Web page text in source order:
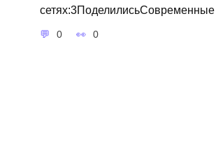
сетях:3ПоделилисьСовременные
0 0